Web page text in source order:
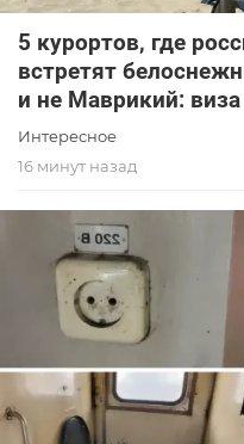
5 курортов, где
встретят
и не Маврикий:
Интересное
16 минут назад